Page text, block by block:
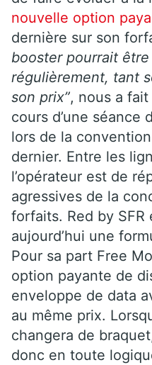
nouvelle option
dernière sur son
booster pourrait
régulièrement, tant
son prix”, nous a
cours d’une séance
lors de la
dernier. Entre les
l’opérateur est de
agressives de la
forfaits. Red by SFR
aujourd’hui une
Pour sa part Free
option payante de
enveloppe de data
au même prix.
changera de
donc en toute